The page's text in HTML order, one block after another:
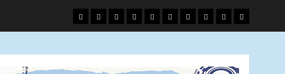
頭
條
財
經
地
方.
文
教.
專
題
娛
樂
政
治
國
際
運
動
生
活